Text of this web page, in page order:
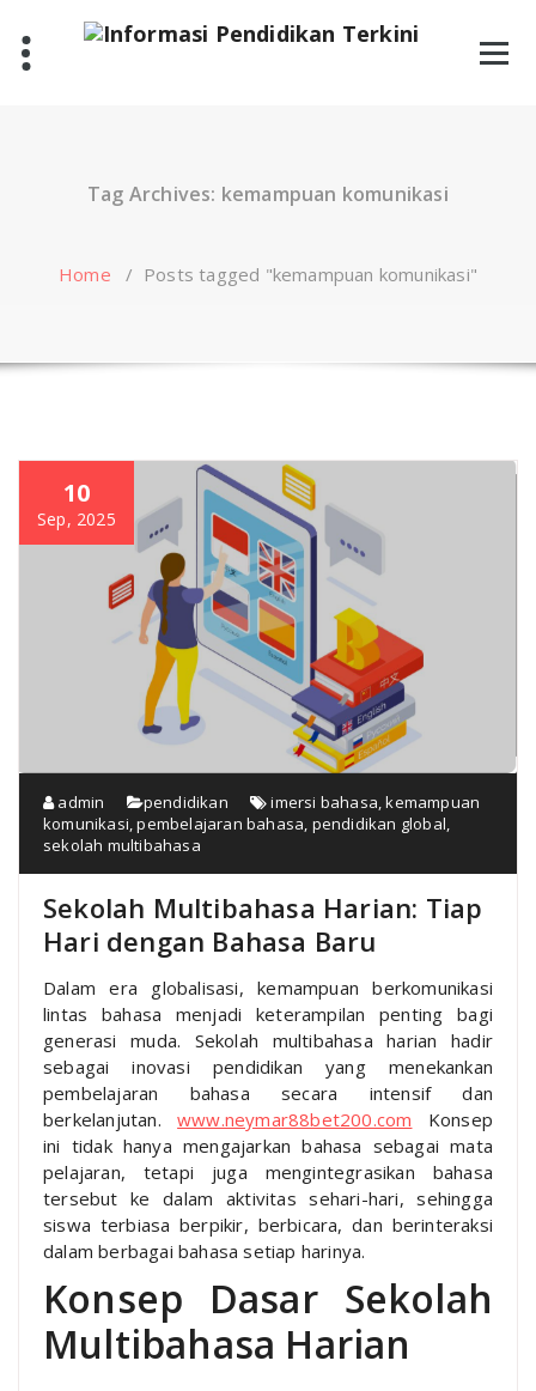
content
Tag Archives: kemampuan komunikasi
Home / Posts tagged "kemampuan komunikasi"
10
Sep, 2025
admin pendidikan imersi bahasa,kemampuan
komunikasi,pembelajaran bahasa, pendidikan global,
sekolah multibahasa
Sekolah Multibahasa Harian: Tiap
Hari dengan Bahasa Baru
Dalam era globalisasi, kemampuan berkomunikasi
lintas bahasa menjadi keterampilan penting bagi
generasi muda. Sekolah multibahasa harian hadir
sebagai inovasi pendidikan yang menekankan
pembelajaran bahasa secara intensif dan
berkelanjutan.www.neymar88bet200.com Konsep
ini tidak hanya mengajarkan bahasa sebagai mata
pelajaran, tetapi juga mengintegrasikan bahasa
tersebut ke dalam aktivitas sehari-hari, sehingga
siswa terbiasa berpikir, berbicara, dan berinteraksi
dalam berbagai bahasa setiap harinya.
Konsep Dasar Sekolah
Multibahasa Harian